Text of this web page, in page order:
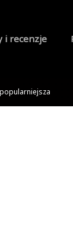
i recenzje